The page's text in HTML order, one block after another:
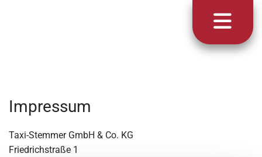
Impressum
Taxi-Stemmer GmbH & Co. KG
Friedrichstraße 1